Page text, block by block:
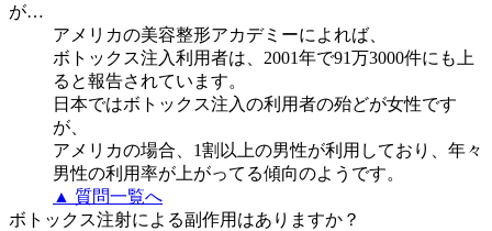
が…
アメリカの美容整形アカデミーによれば、
ボトックス注入利用者は、2001年で91万3000件にも上
ると報告されています。
日本ではボトックス注入の利用者の殆どが女性です
が、
アメリカの場合、1割以上の男性が利用しており、年々
男性の利用率が上がってる傾向のようです。
▲ 質問一覧へ
ボトックス注射による副作用はありますか？